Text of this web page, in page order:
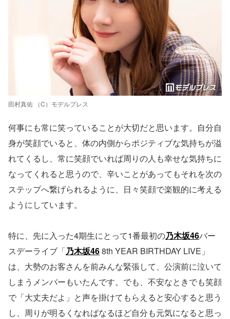
田村真佑 （C）モデルプレス
何事にも常に笑っていることが大切だと思います。自分自
身が笑顔でいると、体の内側からポジティブな気持ちが溢
れてくるし、常に笑顔でいれば周りの人も幸せな気持ちに
なってくれると思うので、辛いことがあってもそれを次の
ステップへ繋げられるように、日々笑顔で楽観的に考える
ようにしています。
特に、先に入った4期生にとって1番最初の乃木坂46バー
スデーライブ「乃木坂468th YEAR BIRTHDAY LIVE」
は、大勢のお客さんを前みんな緊張して、公演前に泣いて
しまうメンバーもいたんです。でも、不安なときでも笑顔
で「大丈夫だよ」と声を掛けてもらえると安心すると思う
し、周りが明るくなればなるほど自分も元気になると思っ